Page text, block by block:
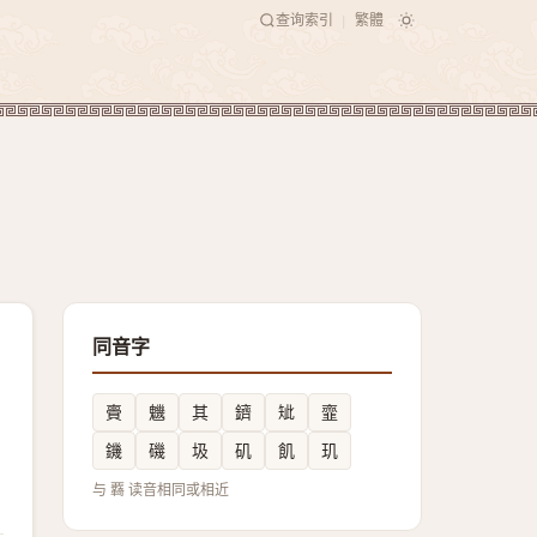
查询索引 繁體
同音字
賷 魕 其 鑇 䂑
韲
鐖
磯 圾 矶 飢 玑
与 覉 读音相同或相近